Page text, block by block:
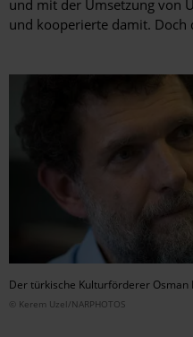
und mit der Umsetzung von
und kooperierte damit. Doch
Der türkische Kulturförderer Osman
© Kerem Uzel/NARPHOTOS